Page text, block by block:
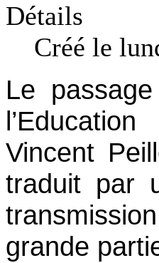
Détails
Créé le
Le
Vincent
traduit par
grande